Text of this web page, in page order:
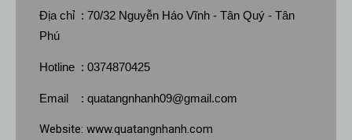
Địa chỉ : 70/32 Nguyễn Háo Vĩnh - Tân Quý - Tân
Phú
Hotline : 0374870425
Email : quatangnhanh09@gmail.com
Website: www.quatangnhanh.com